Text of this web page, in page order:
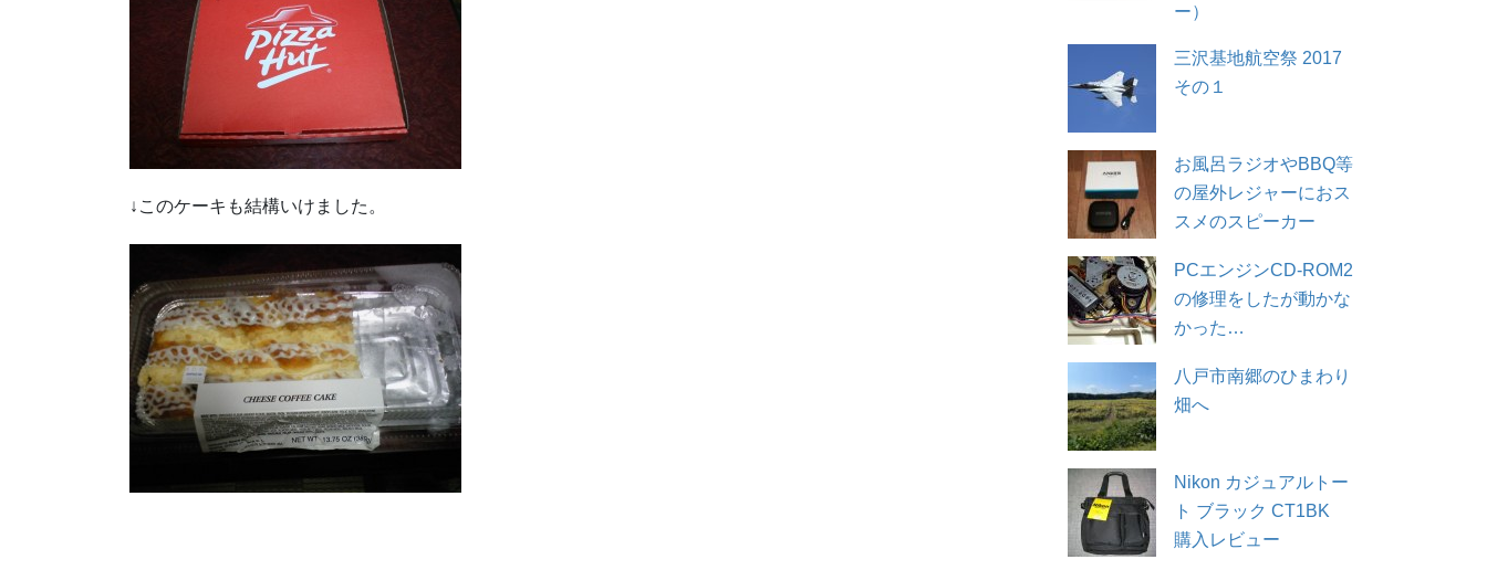
↓このケーキも結構いけました。
ー）
三沢基地航空祭 2017
その１
お風呂ラジオやBBQ等
の屋外レジャーにおス
スメのスピーカー
PCエンジンCD-ROM2
の修理をしたが動かな
かった…
八戸市南郷のひまわり
畑へ
Nikon カジュアルトー
ト ブラック CT1BK
購入レビュー